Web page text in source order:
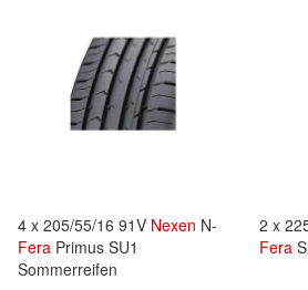
4 x 205/55/16 91V Nexen N-
Fera Primus SU1
Sommerreifen
2 x
Fera